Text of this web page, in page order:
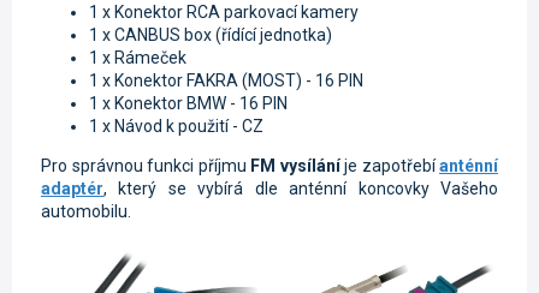
1 x Konektor RCA parkovací kamery
1 x CANBUS box (řídící jednotka)
1 x Rámeček
1 x Konektor FAKRA (MOST) - 16 PIN
1 x Konektor BMW - 16 PIN
1 x Návod k použití - CZ
Pro správnou funkci příjmu FM vysíláníje zapotřebíanténní
adaptér, který se vybírá dle anténní koncovky Vašeho
automobilu.